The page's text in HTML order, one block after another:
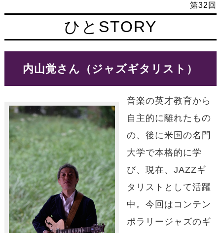
第32回
ひとSTORY
内山覚さん（ジャズギタリスト）
音楽の英才教育から
自主的に離れたもの
の、後に米国の名門
大学で本格的に学
び、現在、JAZZギ
タリストとして活躍
中。今回はコンテン
ポラリージャズのギ